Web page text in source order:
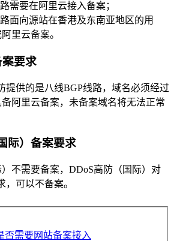
需要在阿里云接入备案；
面向源站在香港及东南亚地区的用
里云备案。
要求
提供的是八线BGP线路，域名必须经过
阿里云备案，未备案域名将无法正常
际）备案要求
不需要备案，DDoS高防（国际）对
，可以不备案。
否需要网站备案接入